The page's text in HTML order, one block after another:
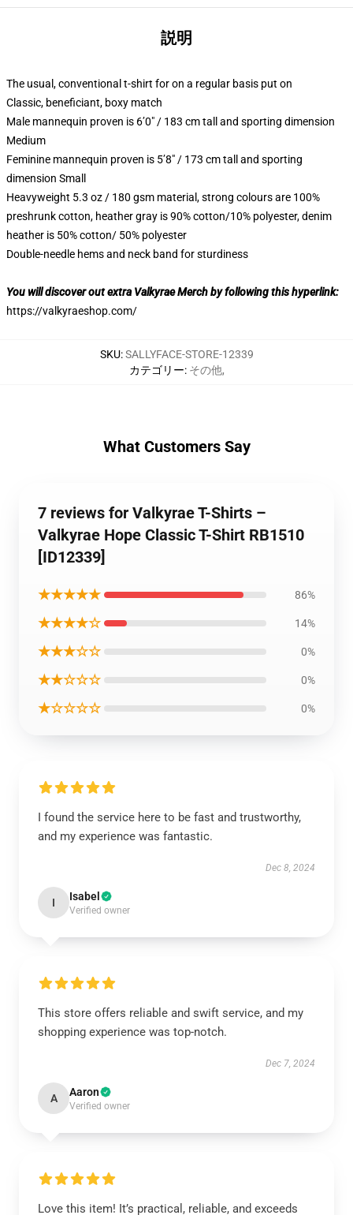
説明
The usual, conventional t-shirt for on a regular basis put on
Classic, beneficiant, boxy match
Male mannequin proven is 6’0″ / 183 cm tall and sporting dimension
Medium
Feminine mannequin proven is 5’8″ / 173 cm tall and sporting
dimension Small
Heavyweight 5.3 oz / 180 gsm material, strong colours are 100%
preshrunk cotton, heather gray is 90% cotton/10% polyester, denim
heather is 50% cotton/ 50% polyester
Double-needle hems and neck band for sturdiness
You will discover out extra Valkyrae Merch by following this hyperlink:
https://valkyraeshop.com/
SKU:SALLYFACE-STORE-12339
カテゴリー: その他,
What Customers Say
7 reviews for Valkyrae T-Shirts –
Valkyrae Hope Classic T-Shirt RB1510
[ID12339]
★★★★★ 86%
★★★★☆ 14%
★★★☆☆ 0%
★★☆☆☆ 0%
★☆☆☆☆ 0%
I found the service here to be fast and trustworthy,
and my experience was fantastic.
Dec 8, 2024
I Isabel
Verified owner
This store offers reliable and swift service, and my
shopping experience was top-notch.
Dec 7, 2024
A Aaron
Verified owner
Love this item! It’s practical, reliable, and exceeds